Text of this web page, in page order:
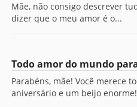
Mãe, não consigo descrever
dizer que o meu amor é o...
Todo amor do mundo
Parabéns, mãe! Você merece
aniversário e um beijo